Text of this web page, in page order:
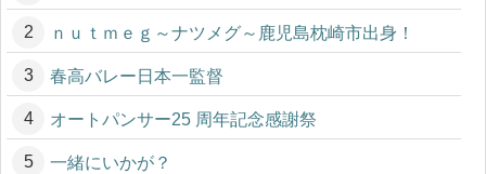
ｎｕｔｍｅｇ～ナツメグ～鹿児島枕崎市出身！
春高バレー日本一監督
オートパンサー25 周年記念感謝祭
一緒にいかが？